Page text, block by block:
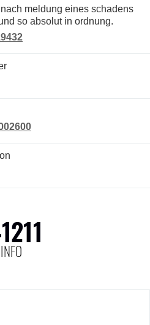
so absolut in ordnung.